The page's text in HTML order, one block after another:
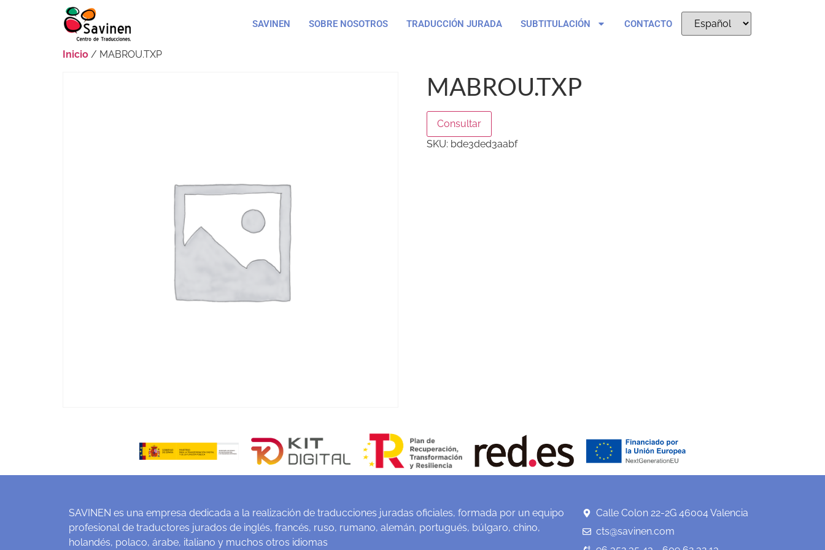
SAVINEN SOBRE NOSOTROS TRADUCCIÓN JURADA SUBTITULACIÓN CONTACTO
Inicio / MABROU.TXP
MABROU.TXP
Consultar
SKU: bde3ded3aabf
SAVINEN es una empresa dedicada a la realización de traducciones juradas oficiales, formada por un equipo
profesional de traductores jurados de inglés, francés, ruso, rumano, alemán, portugués, búlgaro, chino,
holandés, polaco, árabe, italiano y muchos otros idiomas
Calle Colon 22-2G 46004 Valencia
cts@savinen.com